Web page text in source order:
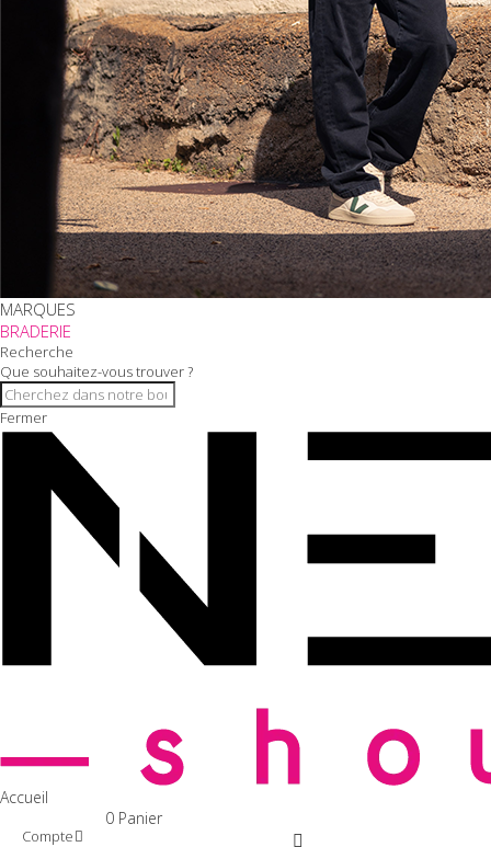
MARQUES
BRADERIE
Recherche
Que souhaitez-vous trouver ?
Fermer
Accueil
Compte
0 Panier